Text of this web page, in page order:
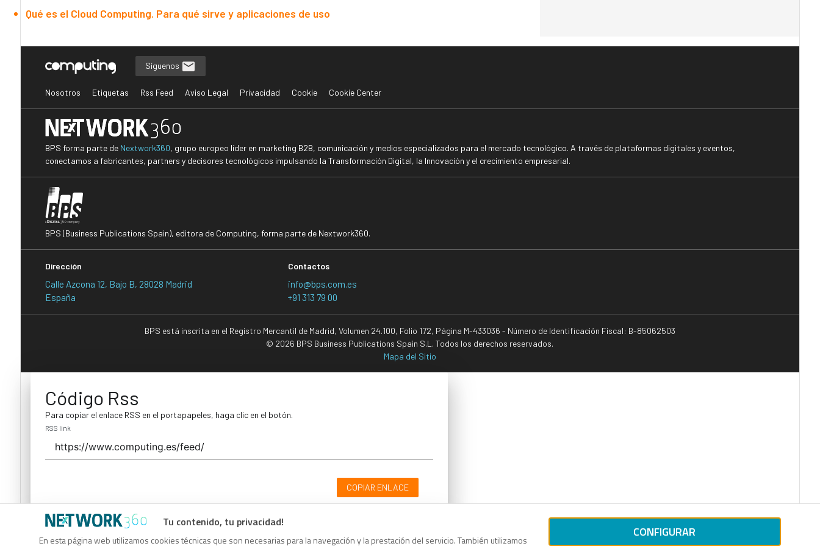
Qué es el Cloud Computing. Para qué sirve y aplicaciones de uso
Tu contenido, tu privacidad!
En esta página web utilizamos cookies técnicas que son necesarias para la navegación y la prestación del servicio. También utilizamos
CONFIGURAR
Síguenos
Nosotros Etiquetas Rss Feed Aviso Legal Privacidad Cookie Cookie Center
BPS forma parte de Nextwork360, grupo europeo líder en marketing B2B, comunicación y medios especializados para el mercado tecnológico. A través de plataformas digitales y eventos,
conectamos a fabricantes, partners y decisores tecnológicos impulsando la Transformación Digital, la Innovación y el crecimiento empresarial.
BPS (Business Publications Spain), editora de Computing, forma parte de Nextwork360.
Dirección
Calle Azcona 12, Bajo B, 28028 Madrid
España
Contactos
info@bps.com.es
+91 313 79 00
BPS está inscrita en el Registro Mercantil de Madrid, Volumen 24.100, Folio 172, Página M-433036 - Número de Identificación Fiscal: B-85062503
© 2026 BPS Business Publications Spain S.L. Todos los derechos reservados.
Mapa del Sitio
Código Rss
Para copiar el enlace RSS en el portapapeles, haga clic en el botón.
RSS link
COPIAR ENLACE
Código Rss